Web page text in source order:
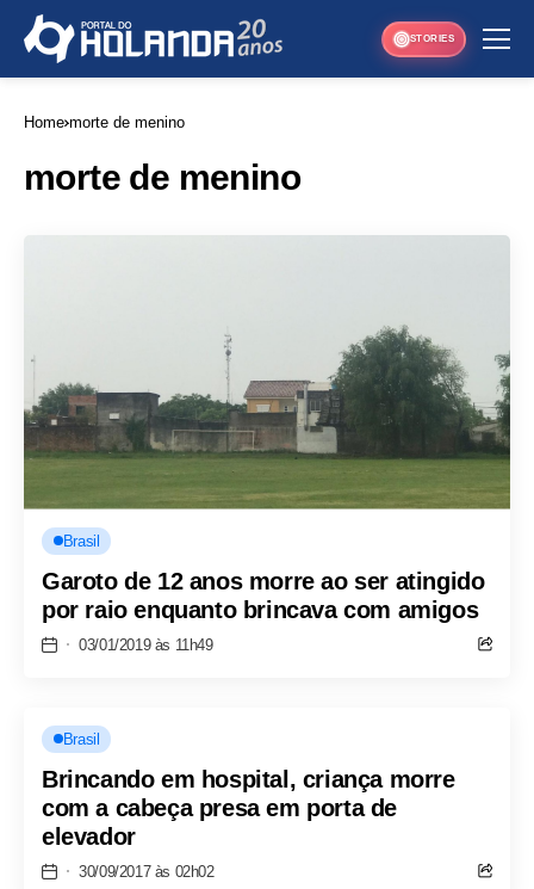
STORIES
Home morte de menino
morte de menino
Brasil
Garoto de 12 anos morre ao ser atingido
por raio enquanto brincava com amigos
03/01/2019 às 11h49
Brasil
Brincando em hospital, criança morre
com a cabeça presa em porta de
elevador
30/09/2017 às 02h02